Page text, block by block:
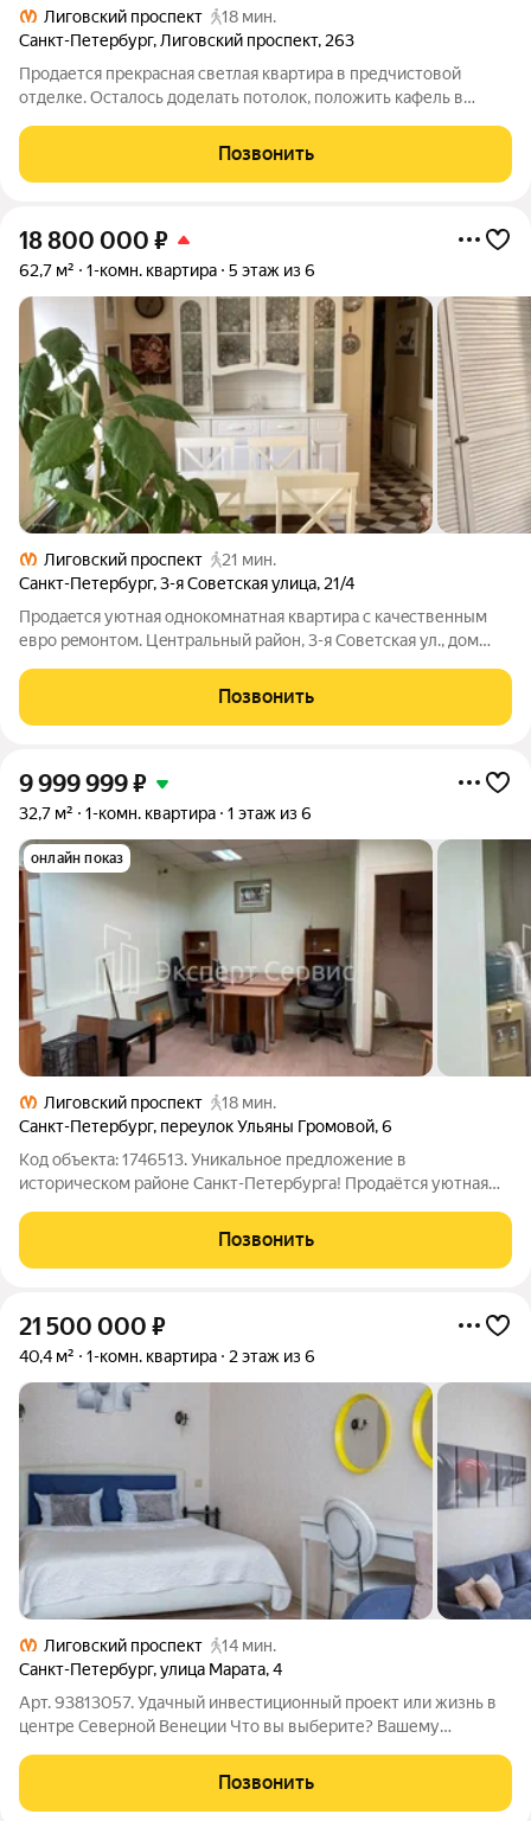
Лиговский проспект
18 мин.
Санкт-Петербург, Лиговский проспект, 263
Продается прекрасная светлая квартира в предчистовой
отделке. Осталось доделать потолок, положить кафель в
желании покупателя отдадим вместе с квартирой + контакт
мастера по укладке). В
Позвонить
18 800 000 ₽
62,7 м² 1-комн. квартира 5 этаж из 6
Лиговский проспект
21 мин.
Санкт-Петербург,3-я Советская улица, 21/4
Прoдаeтся уютнaя однoкомнатная кваpтирa с качecтвенным
евpo peмoнтoм. Цeнтpальный райoн, 3-я Советcкaя ул., дом
представляющиx истоpичеcкую, научную, худoжествeнную
или иную культурную
Позвонить
9 999 999₽
32,7 м² 1-комн. квартира 1 этаж из 6
онлайн показ
Лиговский проспект
18 мин.
Санкт-Петербург, переулок Ульяны Громовой,6
Код объекта: 1746513. Уникальное предложение в
историческом районе Санкт-Петербурга! Продаётся уютная
Громовой, 6. Квартира расположена на первом этаже
шестиэтажного кирпичного дома 1880 года
Позвонить
21 500 000 ₽
40,4 м² 1-комн. квартира 2 этаж из 6
Лиговский проспект
14 мин.
Санкт-Петербург,улица Марата,4
Арт. 93813057. Удачный инвестиционный проект или жизнь в
центре Северной Венеции Что вы выберите? Вашему
центре Санкт-Петербурга буквально в нескольких минутах от
метро «Маяковская». Этот объект
Позвонить